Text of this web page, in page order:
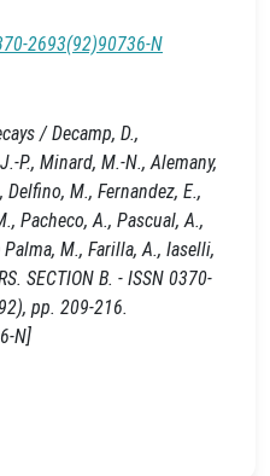
2693(92)90736-N
/ Decamp, D.,
P., Minard, M.-N., Alemany,
M., Fernandez, E.,
Pacheco, A., Pascual, A.,
Palma, M., Farilla, A., Iaselli,
SECTION B. - ISSN 0370-
pp. 209-216.
N]